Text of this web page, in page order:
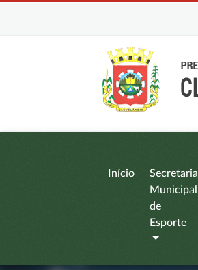
Início
Secretaria
Municipal
de
Esporte